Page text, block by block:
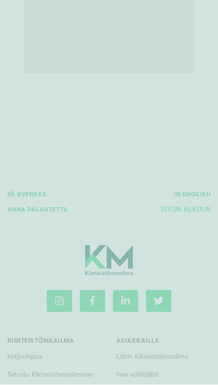
PÅ SVENSKA IN ENGLISH
ANNA PALAUTETTA SIVUN ALKUUN
KIINTEISTÖMAAILMA
Ketjuohjaus
Tutustu Kiinteistömaailmaan
ASIAKKAILLE
Lähin Kiinteistömaailma
Hae välittäjää